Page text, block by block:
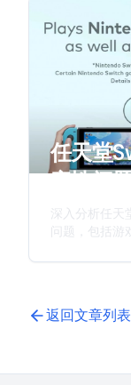
任天堂
容性问
深入分析任
问题，包括游
返回文章列表